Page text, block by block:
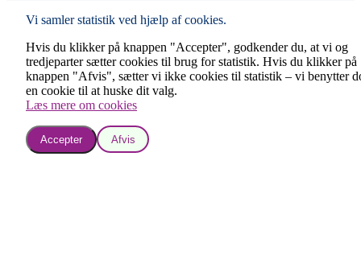
Vi samler statistik ved hjælp af cookies.
Hvis du klikker på knappen "Accepter", godkender du, at vi og
tredjeparter sætter cookies til brug for statistik. Hvis du klikker på
knappen "Afvis", sætter vi ikke cookies til statistik – vi benytter
en cookie til at huske dit valg.
Læs mere om cookies
Accepter Afvis